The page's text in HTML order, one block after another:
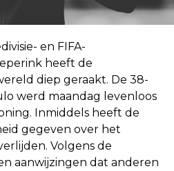
en FIFA-
heeft de
diep geraakt. De 38-
werd maandag levenloos
Inmiddels heeft de
gegeven over het
Volgens de
aanwijzingen dat anderen